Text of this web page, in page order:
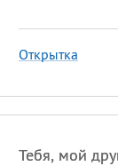
Открытка
Тебя, мой